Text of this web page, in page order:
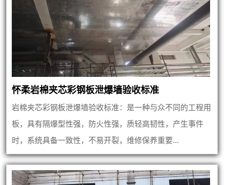
怀柔岩棉夹芯彩钢板泄爆墙验收标准
岩棉夹芯彩钢板泄爆墙验收标准：是一种与众不同的工程用
板，具有隔爆型性强，防火性强，质轻高韧性，产生事件
时，系统具备一致性，不易开裂，维修保养重要...